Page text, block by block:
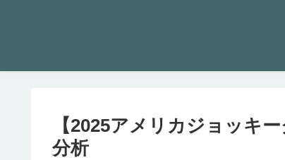
【2025アメリカジョッキ
分析